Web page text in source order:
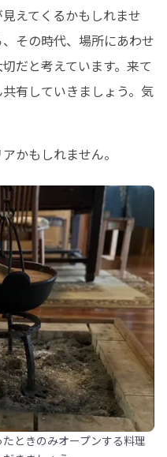
えてくるかもしれませ
その時代、場所にあわせ
だと考えています。来て
有していきましょう。気
かもしれません。
ときのみオープンする料理